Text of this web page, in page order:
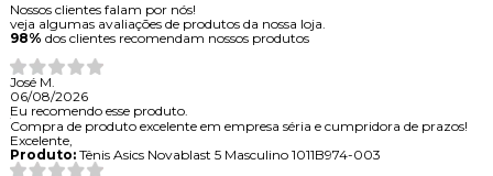
Nossos clientes falam por nós!
veja algumas avaliações de produtos da nossa loja.
98% dos clientes recomendam nossos produtos
José M.
06/08/2026
Eu recomendo esse produto.
Compra de produto excelente em empresa séria e cumpridora de prazos!
Excelente,
Produto:Tênis Asics Novablast 5 Masculino 1011B974-003